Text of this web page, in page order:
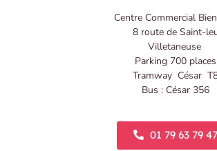
Centre Commercial
8 route de Saint-
Villetaneuse
Parking 700 places
Tramway César
Bus : César 356
01 79 63 79 47